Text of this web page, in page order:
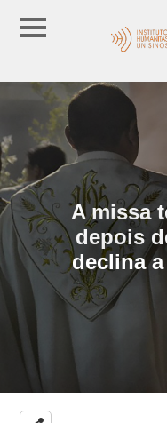
A missa
depois
declina